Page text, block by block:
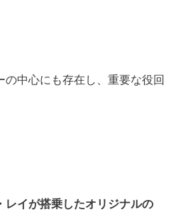
中心にも存在し、重要な役回
レイが搭乗したオリジナルの